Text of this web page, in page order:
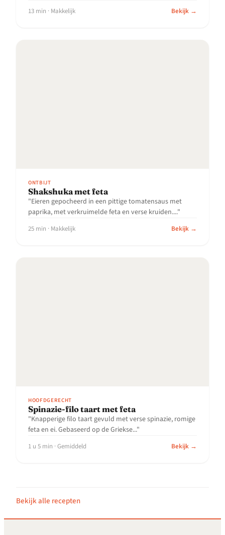
13 min · Makkelijk Bekijk →
ONTBIJT
Shakshuka met feta
"Eieren gepocheerd in een pittige tomatensaus met
paprika, met verkruimelde feta en verse kruiden...."
25 min · Makkelijk Bekijk →
HOOFDGERECHT
Spinazie-filo taart met feta
"Knapperige filo taart gevuld met verse spinazie, romige
feta en ei. Gebaseerd op de Griekse..."
1 u 5 min · Gemiddeld Bekijk →
Bekijk alle recepten